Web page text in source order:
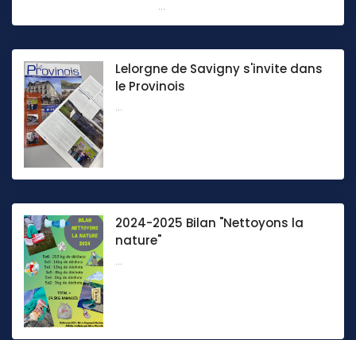
...
Lelorgne de Savigny s'invite dans
le Provinois
...
2024-2025 Bilan "Nettoyons la
nature"
...